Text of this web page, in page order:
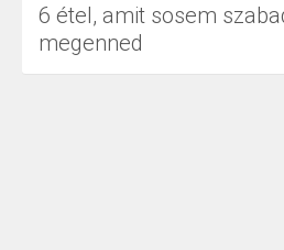
6 étel, amit sosem
megenned